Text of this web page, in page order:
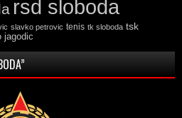
rsd sloboda
slavko petrovic tenis tk sloboda tsk
jagodic